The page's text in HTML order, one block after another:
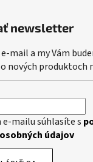
newsletter
mail a my Vám
nových produktoch
e-mailu súhlasíte s
údajov